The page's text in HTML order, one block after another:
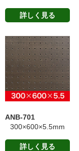
詳しく見る
ANB-701
300×600×5.5mm
詳しく見る